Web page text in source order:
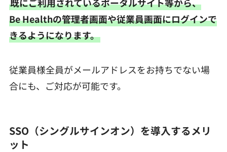
Be Healthの管理者画面や従業員画面にログインで
きるようになります。
従業員様全員がメールアドレスをお持ちでない場
合にも、ご対応が可能です。
SSO（シングルサインオン）を導入するメリ
ット